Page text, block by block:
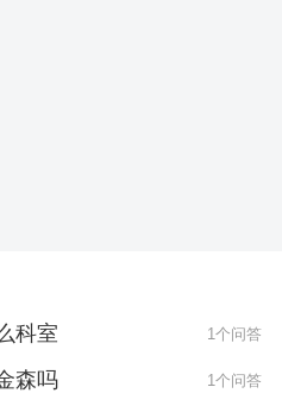
科室 1个问答
森吗 1个问答